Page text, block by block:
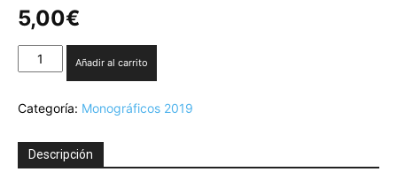
5,00€
Monográfico
IV-
Jesús:
y
Añadir al carrito
Categoría: Monográficos 2019
Descripción